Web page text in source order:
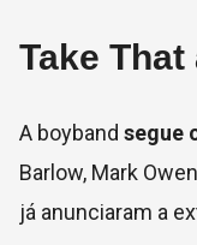
Take
A boyband segue
Barlow, Mark
já anunciaram a